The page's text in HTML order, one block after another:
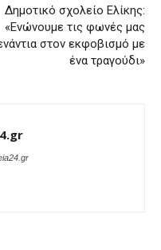
Δημοτικό σχολείο Ελίκης:
«Ενώνουμε τις φωνές μας
στον εκφοβισμό με
ένα τραγούδι»